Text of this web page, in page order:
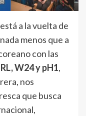
está a la vuelta de
menos que a
con las
W24 y pH1,
nos
que busca